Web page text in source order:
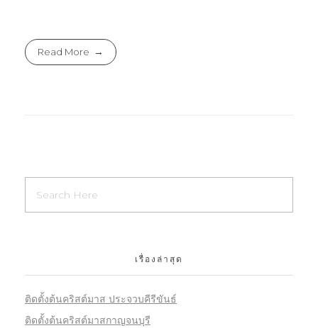
Read More
เรื่องล่าสุด
ติดตั้งต้นคริสต์มาส ประจวบคีรีขันธ์
ติดตั้งต้นคริสต์มาสกาญจนบุรี